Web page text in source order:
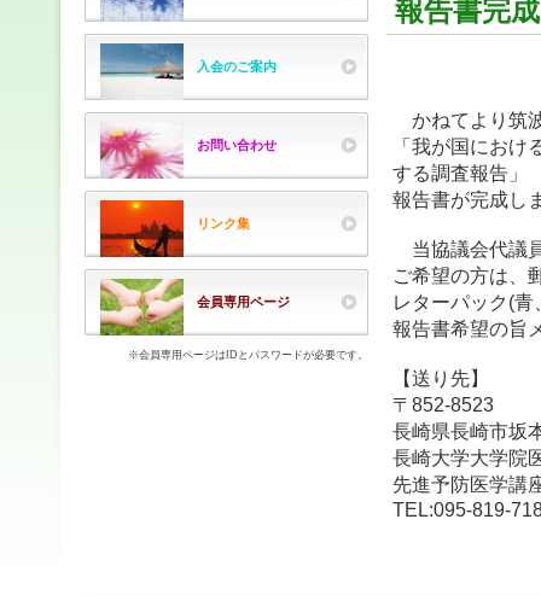
報告書完
かねてより筑
「我が国にお
する調査報告」
報告書が完成し
当協議会代議
ご希望の方は、
レターパック(
報告書希望の旨
【送り先】
〒852-8523
長崎県長崎市坂
長崎大学大学院
先進予防医学
TEL:095-819-
入会のご案内
お問い合わせ
リンク集
会員専用ページ
※会員専用ページはIDとパスワードが必要です。